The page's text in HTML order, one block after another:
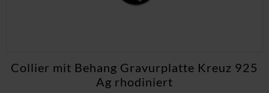
Collier mit Behang Gravurplatte Kreuz 925
Ag rhodiniert